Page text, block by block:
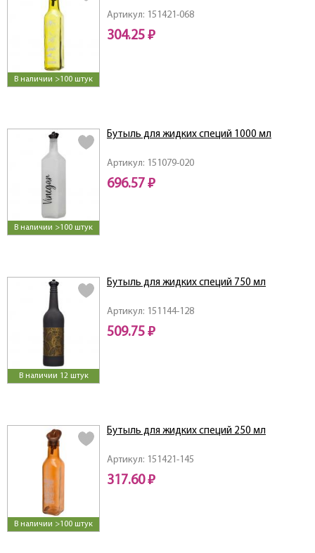
В наличии >100 штук
Артикул: 151421-068
304.25 ₽
В наличии >100 штук
Артикул: 151079-020
Бутыль для жидких специй 1000 мл
696.57 ₽
В наличии 12 штук
Артикул: 151144-128
Бутыль для жидких специй 750 мл
509.75 ₽
В наличии >100 штук
Артикул: 151421-145
Бутыль для жидких специй 250 мл
317.60 ₽